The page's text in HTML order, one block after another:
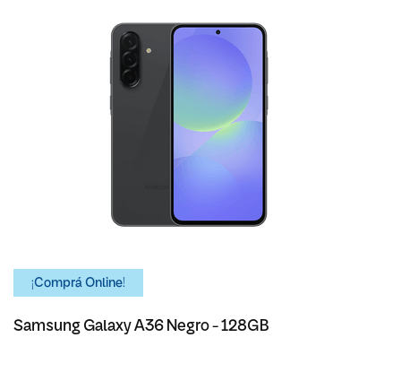
¡Comprá Online!
Samsung Galaxy A36 Negro - 128GB